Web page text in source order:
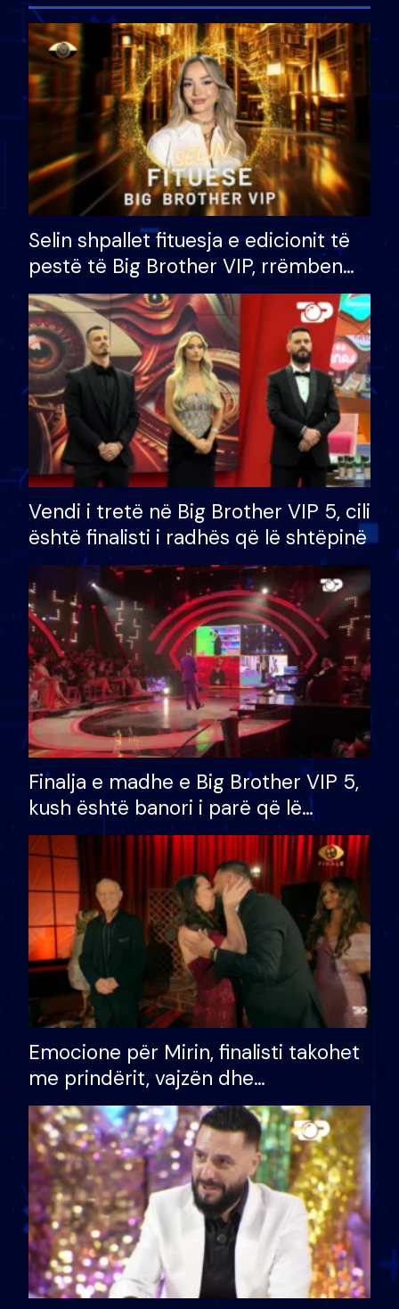
Selin shpallet fituesja e edicionit të
pestë të Big Brother VIP, rrëmben
çmimin e madh prej 100 mijë eurosh
Vendi i tretë në Big Brother VIP 5, cili
është finalisti i radhës që lë shtëpinë
Finalja e madhe e Big Brother VIP 5,
kush është banori i parë që lë
shtëpinë dhe humb mundësinë për
të fituar çmimin e madh
Emocione për Mirin, finalisti takohet
me prindërit, vajzën dhe
bashkëshorten: S’kemi ndonjë letër
divorci apo jo?